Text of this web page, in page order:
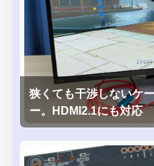
狭くても干渉しないケ
ー。HDMI2.1にも対応